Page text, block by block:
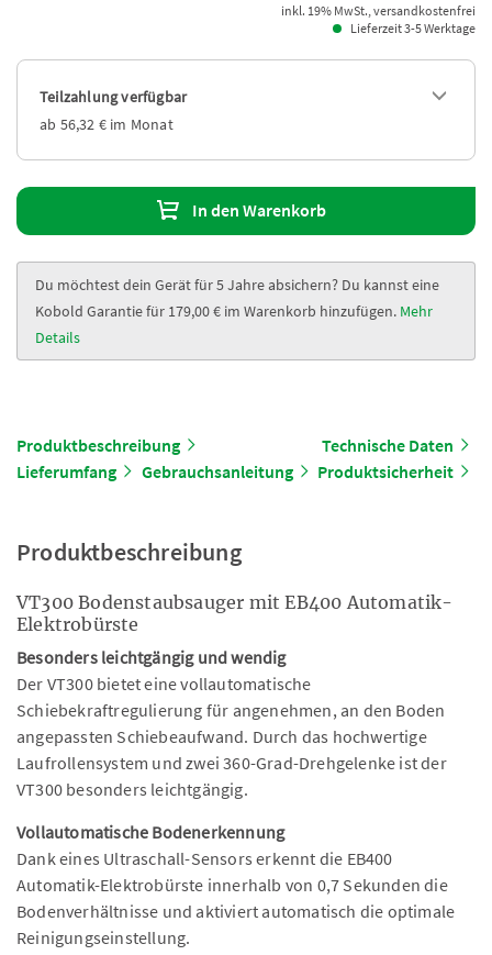
inkl. 19% MwSt., versandkostenfrei
Lieferzeit 3-5 Werktage
Teilzahlung verfügbar
ab 56,32 € im Monat
In den Warenkorb
Du möchtest dein Gerät für 5 Jahre absichern? Du kannst eine
Kobold Garantie für 179,00 € im Warenkorb hinzufügen. Mehr
Details
Produktbeschreibung
Technische Daten
Lieferumfang
Gebrauchsanleitung Produktsicherheit
Produktbeschreibung
VT300 Bodenstaubsauger mit EB400 Automatik-
Elektrobürste
Besonders leichtgängig und wendig
Der VT300 bietet eine vollautomatische
Schiebekraftregulierung für angenehmen, an den Boden
angepassten Schiebeaufwand. Durch das hochwertige
Laufrollensystem und zwei 360-Grad-Drehgelenke ist der
VT300 besonders leichtgängig.
Vollautomatische Bodenerkennung
Dank eines Ultraschall-Sensors erkennt die EB400
Automatik-Elektrobürste innerhalb von 0,7 Sekunden die
Bodenverhältnisse und aktiviert automatisch die optimale
Reinigungseinstellung.